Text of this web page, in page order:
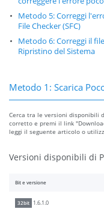
Metodo 5: Correggi
File Checker (SFC)
Metodo 6: Correggi il
Ripristino del Sistema
Metodo 1: Scarica
Cerca tra le versioni disponibili
corretto e premi il link
leggi il seguente articolo o
Versioni disponibili di
Bit e versione
32bit 1.6.1.0